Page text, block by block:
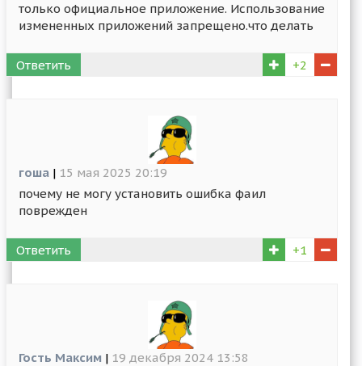
только официальное приложение. Использование
измененных приложений запрещено.что делать
Ответить +2
гоша | 15 мая 2025 20:19
почему не могу установить ошибка фаил
поврежден
Ответить +1
Гость Максим | 19 декабря 2024 13:58